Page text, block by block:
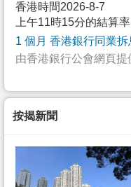
香港時間2026-8-7
上午11時15分的結算率
1 個月 香港銀行同業
由香港銀行公會網頁提
按揭新聞